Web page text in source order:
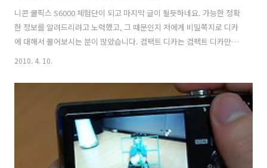
니콘 쿨픽스 S6000 체험단이 되고 마지막 글이 될듯하네요. 가능한 정확
한 정보를 알려드리려고 노력했고, 그 때문인지 저에게 비밀쪽지로 디카
에 대해서 물어보시는 분이 많았습니다. 컴팩트 디카는 컴팩트 디카만의
베터리 성능이 오래가서 이부분은 상당히 좋았네요. 단점도 당연히 있긴
합니다. 장점이 있으면 단점도 있는법. 이전글을 참조해주세요 아래글에
서는 니콘 쿨픽스 S6000 으로 찍어둔 사진들을 올려볼까합니다. 모두
Crop 과 리사이즈만 했으며, 보정을 따로 하진 않았습니다. 처음 찍은 느
낌 그대로 전달하기 위해서입니다. 니콘 쿨픽스 S6000 과 함께한 시간들
2010. 4. 10.